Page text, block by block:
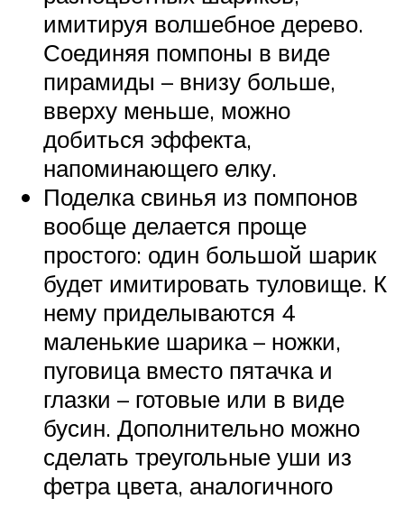
имитируя волшебное дерево.
Соединяя помпоны в виде
пирамиды – внизу больше,
вверху меньше, можно
добиться эффекта,
напоминающего елку.
Поделка свинья из помпонов
вообще делается проще
простого: один большой шарик
будет имитировать туловище. К
нему приделываются 4
маленькие шарика – ножки,
пуговица вместо пятачка и
глазки – готовые или в виде
бусин. Дополнительно можно
сделать треугольные уши из
фетра цвета, аналогичного